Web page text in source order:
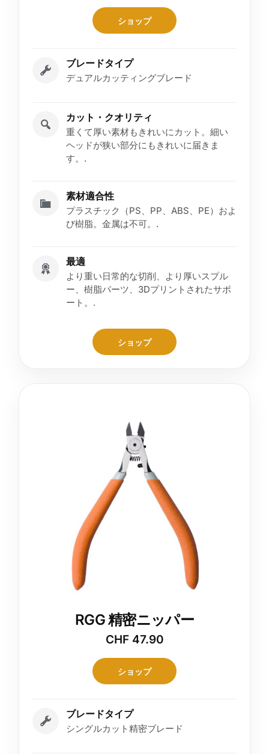
ショップ
ブレードタイプ
デュアルカッティングブレード
カット・クオリティ
重くて厚い素材もきれいにカット。細い
ヘッドが狭い部分にもきれいに届きま
す。.
素材適合性
プラスチック（PS、PP、ABS、PE）およ
び樹脂。金属は不可。.
最適
より重い日常的な切削、より厚いスプル
ー、樹脂パーツ、3Dプリントされたサポ
ート。.
ショップ
RGG 精密ニッパー
CHF47.90
ショップ
ブレードタイプ
シングルカット精密ブレード